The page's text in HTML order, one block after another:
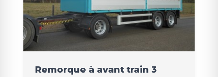
Remorque à avant train 3